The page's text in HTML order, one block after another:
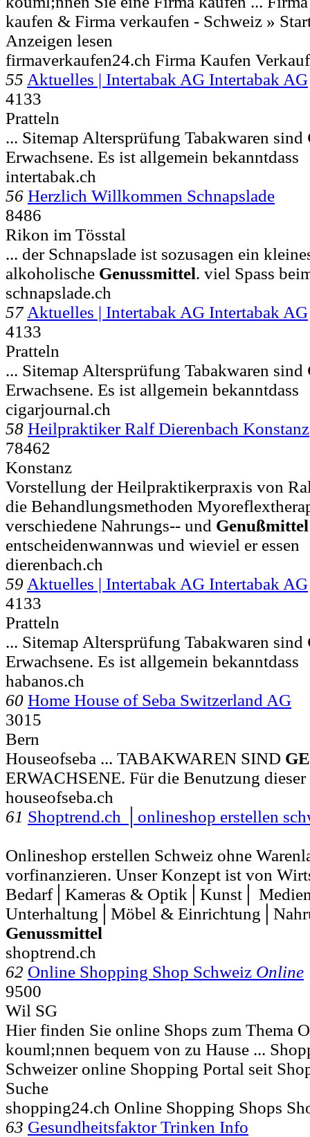
kaufen & Firma verkaufen - Schweiz »
Anzeigen lesen
firmaverkaufen24.ch Firma Kaufen
55 Aktuelles | Intertabak AG Intertabak AG
4133
Pratteln
... Sitemap Altersprüfung Tabakwaren sind
Erwachsene. Es ist allgemein bekanntdass
intertabak.ch
56 Herzlich Willkommen Schnapslade
8486
Rikon im Tösstal
... der Schnapslade ist sozusagen ein
alkoholische Genussmittel. viel Spass
schnapslade.ch
57 Aktuelles | Intertabak AG Intertabak AG
4133
Pratteln
... Sitemap Altersprüfung Tabakwaren sind
Erwachsene. Es ist allgemein bekanntdass
cigarjournal.ch
58 Heilpraktiker Ralf Dierenbach Konstanz
78462
Konstanz
Vorstellung der Heilpraktikerpraxis von
die Behandlungsmethoden
verschiedene Nahrungs-- und Genußmittel
entscheidenwannwas und wieviel er essen
dierenbach.ch
59 Aktuelles | Intertabak AG Intertabak AG
4133
Pratteln
... Sitemap Altersprüfung Tabakwaren sind
Erwachsene. Es ist allgemein bekanntdass
habanos.ch
60 Home House of Seba Switzerland AG
3015
Bern
Houseofseba ... TABAKWAREN SIND
ERWACHSENE. Für die Benutzung dieser
houseofseba.ch
61 Shoptrend.ch │onlineshop erstellen
Onlineshop erstellen Schweiz ohne
vorfinanzieren. Unser Konzept ist von
Bedarf│Kameras & Optik│Kunst│
Unterhaltung│Möbel &
Genussmittel
shoptrend.ch
62 Online Shopping Shop Schweiz Online
9500
Wil SG
Hier finden Sie online Shops zum Thema
kouml;nnen bequem von zu Hause ...
Schweizer online Shopping Portal seit
Suche
shopping24.ch Online Shopping Shops
63 Gesundheitsfaktor Trinken Info